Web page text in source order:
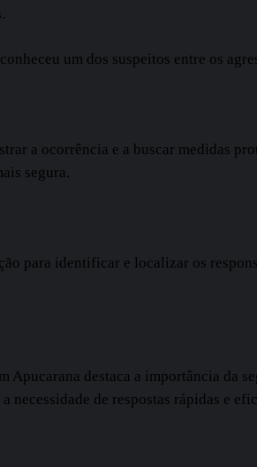
um dos suspeitos entre os
a ocorrência e a buscar medidas
segura.
para identificar e localizar os
Apucarana destaca a importância da
necessidade de respostas rápidas e